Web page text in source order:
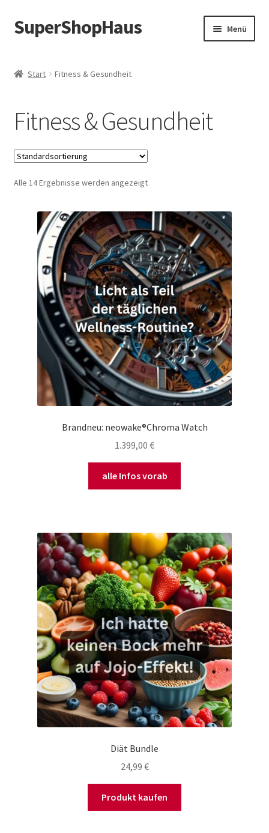
Zur
Navigation
Zum
Inhalt
SuperShopHaus Menü
Start Fitness & Gesundheit
Fitness & Gesundheit
Alle 14 Ergebnisse werden angezeigt
Brandneu: neowake®Chroma Watch
1.399,00 €
alle Infos vorab
Diät Bundle
24,99 €
Produkt kaufen